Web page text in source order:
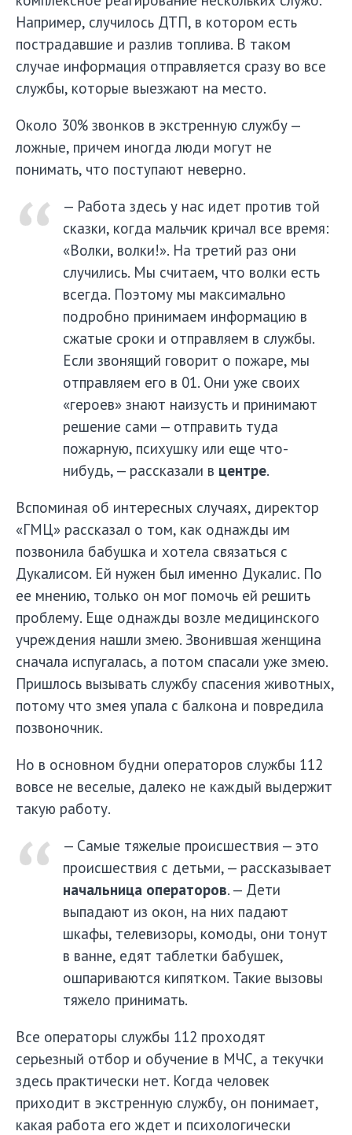
Например, случилось ДТП, в котором есть
пострадавшие и разлив топлива. В таком
случае информация отправляется сразу во все
службы, которые выезжают на место.
Около 30% звонков в экстренную службу —
ложные, причем иногда люди могут не
понимать, что поступают неверно.
— Работа здесь у нас идет против той
сказки, когда мальчик кричал все время:
«Волки, волки!». На третий раз они
случились. Мы считаем, что волки есть
всегда. Поэтому мы максимально
подробно принимаем информацию в
сжатые сроки и отправляем в службы.
Если звонящий говорит о пожаре, мы
отправляем его в 01. Они уже своих
«героев» знают наизусть и принимают
решение сами — отправить туда
пожарную, психушку или еще что-
нибудь, — рассказали в центре.
Вспоминая об интересных случаях, директор
«ГМЦ» рассказал о том, как однажды им
позвонила бабушка и хотела связаться с
Дукалисом. Ей нужен был именно Дукалис. По
ее мнению, только он мог помочь ей решить
проблему. Еще однажды возле медицинского
учреждения нашли змею. Звонившая женщина
сначала испугалась, а потом спасали уже змею.
Пришлось вызывать службу спасения животных,
потому что змея упала с балкона и повредила
позвоночник.
Но в основном будни операторов службы 112
вовсе не веселые, далеко не каждый выдержит
такую работу.
— Самые тяжелые происшествия — это
происшествия с детьми, — рассказывает
начальница операторов. — Дети
выпадают из окон, на них падают
шкафы, телевизоры, комоды, они тонут
в ванне, едят таблетки бабушек,
ошпариваются кипятком. Такие вызовы
тяжело принимать.
Все операторы службы 112 проходят
серьезный отбор и обучение в МЧС, а текучки
здесь практически нет. Когда человек
приходит в экстренную службу, он понимает,
какая работа его ждет и психологически